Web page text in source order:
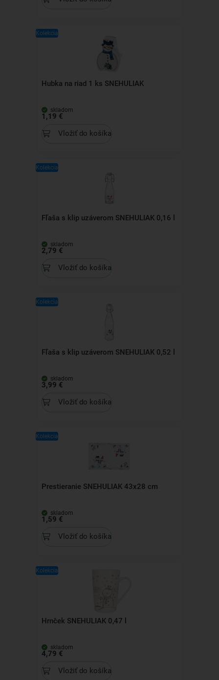
Kolekcia
Hubka na riad 1 ks SNEHULIAK
skladom
1,19 €
Vložiť do košíka
Kolekcia
Fľaša s klip uzáverom SNEHULIAK 0,16 l
skladom
2,79 €
Vložiť do košíka
Kolekcia
Fľaša s klip uzáverom SNEHULIAK 0,52 l
skladom
3,99 €
Vložiť do košíka
Kolekcia
Prestieranie SNEHULIAK 43x28 cm
skladom
1,59 €
Vložiť do košíka
Kolekcia
Hrnček SNEHULIAK 0,47 l
skladom
4,79 €
Vložiť do košíka